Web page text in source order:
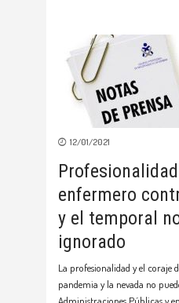
12/01/2021
enfermero
y el temporal
ignorado
La profesionalidad y el coraje
pandemia y la nevada no